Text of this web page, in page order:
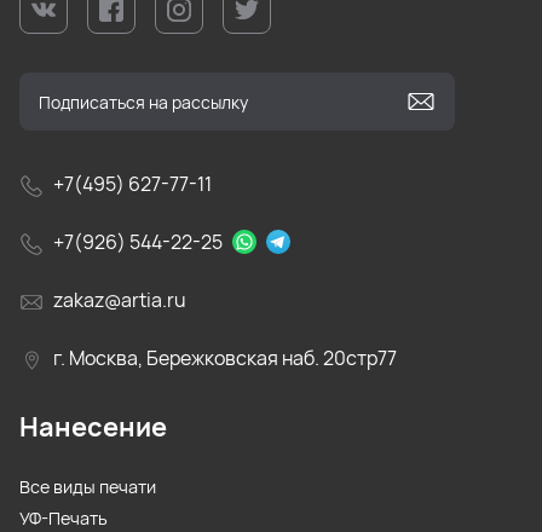
+7(495) 627-77-11
+7(926) 544-22-25
zakaz@artia.ru
г. Москва, Бережковская наб. 20стр77
Нанесение
Все виды печати
УФ-Печать